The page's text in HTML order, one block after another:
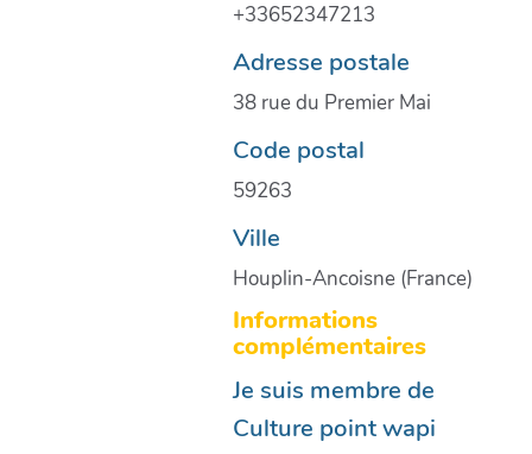
+33652347213
Adresse postale
38 rue du Premier Mai
Code postal
59263
Ville
Houplin-Ancoisne (France)
Informations
complémentaires
Je suis membre de
Culture point wapi